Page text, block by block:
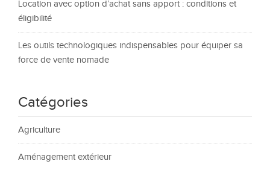
Location avec option d’achat sans apport : conditions et
éligibilité
Les outils technologiques indispensables pour équiper sa
force de vente nomade
Catégories
Agriculture
Aménagement extérieur